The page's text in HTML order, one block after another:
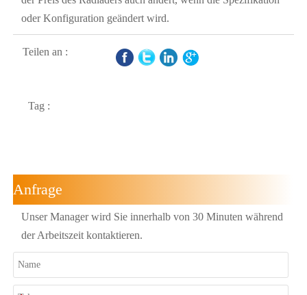
oder Konfiguration geändert wird.
Teilen an :
Tag :
Anfrage
Unser Manager wird Sie innerhalb von 30 Minuten während
der Arbeitszeit kontaktieren.